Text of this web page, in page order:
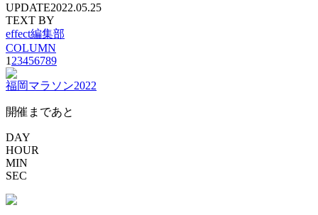
UPDATE2022.05.25
TEXT BY
effect編集部
COLUMN
1 23456789
福岡マラソン2022
開催まであと
DAY
HOUR
MIN
SEC